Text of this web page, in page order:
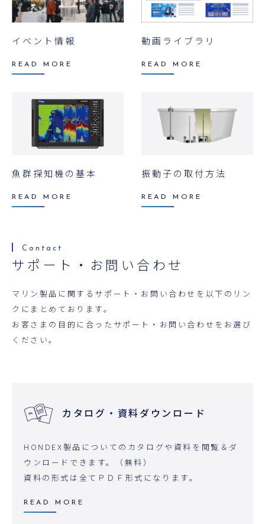
イベント情報
READ MORE
動画ライブラリ
READ MORE
魚群探知機の基本
READ MORE
振動子の取付方法
READ MORE
サポート・お問い合わせ
マリン製品に関するサポート・お問い合わせを以下のリン
クにまとめております。
お客さまの目的に合ったサポート・お問い合わせをお選び
ください。
カタログ・資料ダウンロード
HONDEX製品についてのカタログや資料を閲覧＆ダ
ウンロードできます。（無料）
資料の形式は全てＰＤＦ形式になります。
READ MORE